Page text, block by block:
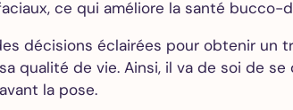
–
ce qui améliore la santé bucco-
décisions éclairées pour obtenir un
qualité de vie. Ainsi, il va de soi de
la pose.